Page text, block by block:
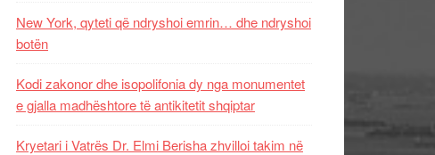
New York, qyteti që ndryshoi emrin… dhe ndryshoi
botën
Kodi zakonor dhe isopolifonia dy nga monumentet
e gjalla madhështore të antikitetit shqiptar
Kryetari i Vatrës Dr. Elmi Berisha zhvilloi takim në